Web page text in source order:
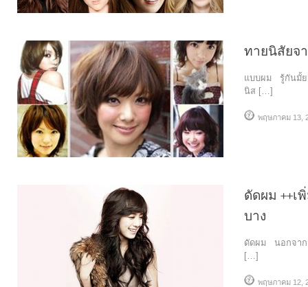
ทายนิสัยจ
แบบผม รู้กันมั้ย
นิส […]
พฤษภาคม 13,
ดัดผม ++
บาง
ดัดผม นอกจาก
[…]
พฤษภาคม 12,